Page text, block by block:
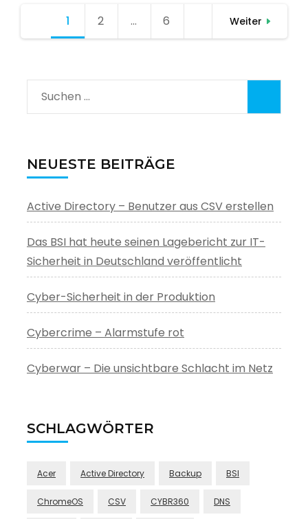
Seitennummerierung
1 Seite
2 … Seite
6 Weiter
Suchen
nach:
NEUESTE BEITRÄGE
Active Directory – Benutzer aus CSV erstellen
Das BSI hat heute seinen Lagebericht zur IT-
Sicherheit in Deutschland veröffentlicht
Cyber-Sicherheit in der Produktion
Cybercrime – Alarmstufe rot
Cyberwar – Die unsichtbare Schlacht im Netz
SCHLAGWÖRTER
Acer Active Directory Backup BSI
ChromeOS CSV CYBR360 DNS